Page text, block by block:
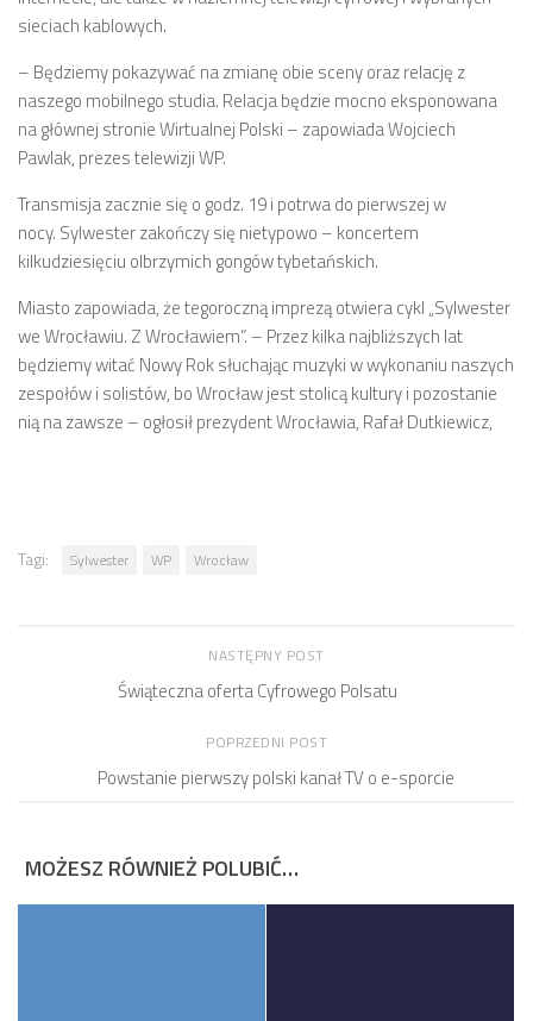
sieciach kablowych.
– Będziemy pokazywać na zmianę obie sceny oraz relację z
naszego mobilnego studia. Relacja będzie mocno eksponowana
na głównej stronie Wirtualnej Polski – zapowiada Wojciech
Pawlak, prezes telewizji WP.
Transmisja zacznie się o godz. 19 i potrwa do pierwszej w
nocy. Sylwester zakończy się nietypowo – koncertem
kilkudziesięciu olbrzymich gongów tybetańskich.
Miasto zapowiada, że tegoroczną imprezą otwiera cykl „Sylwester
we Wrocławiu. Z Wrocławiem”. – Przez kilka najbliższych lat
będziemy witać Nowy Rok słuchając muzyki w wykonaniu naszych
zespołów i solistów, bo Wrocław jest stolicą kultury i pozostanie
nią na zawsze – ogłosił prezydent Wrocławia, Rafał Dutkiewicz,
Tagi: Sylwester WP Wrocław
NASTĘPNY POST
Świąteczna oferta Cyfrowego Polsatu
POPRZEDNI POST
Powstanie pierwszy polski kanał TV o e-sporcie
MOŻESZ RÓWNIEŻ POLUBIĆ…